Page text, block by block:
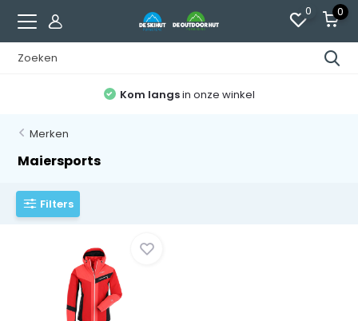
0 0
Kom langsin onze winkel
Merken
Maiersports
Filters